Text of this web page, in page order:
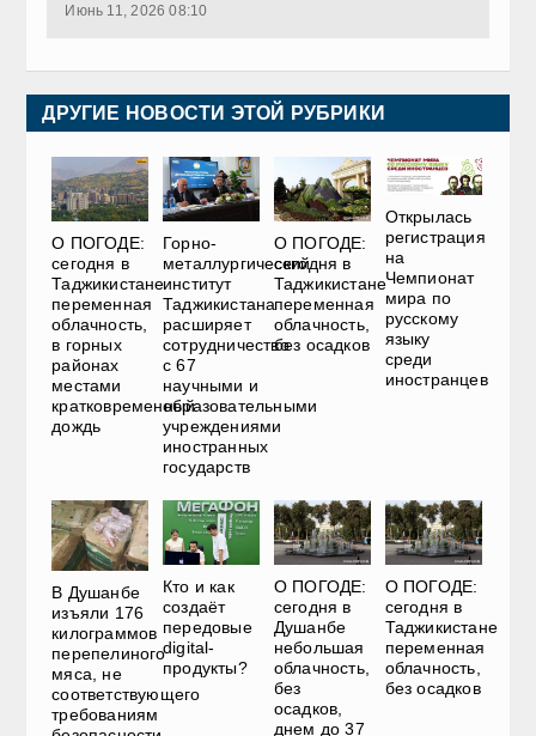
Июнь 11, 2026 08:10
ДРУГИЕ НОВОСТИ ЭТОЙ РУБРИКИ
О ПОГОДЕ:
сегодня в
Таджикистане
переменная
облачность,
в горных
районах
местами
кратковременный
дождь
Горно-
металлургический
институт
Таджикистана
расширяет
сотрудничество
с 67
научными и
образовательными
учреждениями
иностранных
государств
О ПОГОДЕ:
сегодня в
Таджикистане
переменная
облачность,
без осадков
Открылась
регистрация
на
Чемпионат
мира по
русскому
языку
среди
иностранцев
В Душанбе
изъяли 176
килограммов
перепелиного
мяса, не
соответствующего
требованиям
Кто и как
создаёт
передовые
digital-
продукты?
О ПОГОДЕ:
сегодня в
Душанбе
небольшая
облачность,
без
осадков,
днем до 37
О ПОГОДЕ:
сегодня в
Таджикистане
переменная
облачность,
без осадков